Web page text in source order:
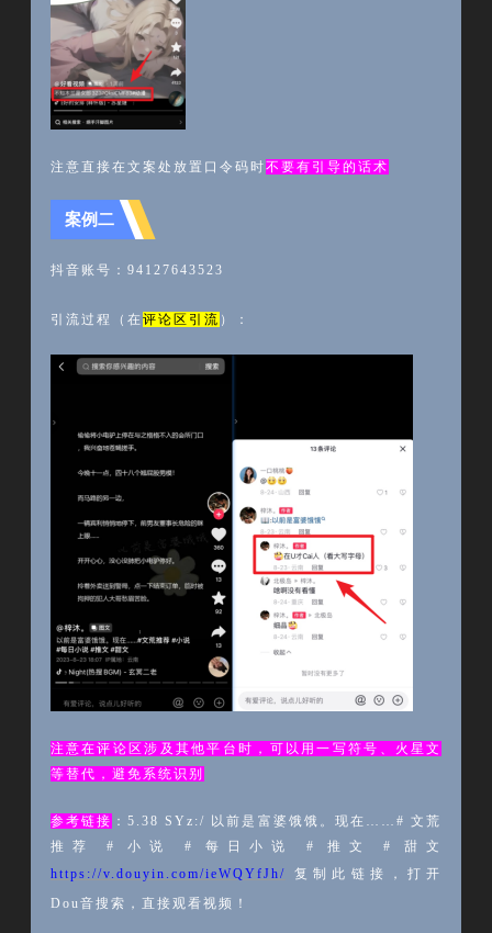
注意直接在文案处放置口令码时不要有引导的话术
案例二
抖音账号： 94127643523
引流过程（在 评论区引流 ）：
注意在评论区涉及其他平台时，可以用一写符号、火星文
等替代，避免系统识别
参考链接 ：5.38 SYz:/ 以前是富婆饿饿。现在……# 文荒
推荐 # 小说 # 每日小说 # 推文 # 甜文
https://v.douyin.com/ieWQYfJh/
复制此链接，打开
Dou音搜索，直接观看视频！